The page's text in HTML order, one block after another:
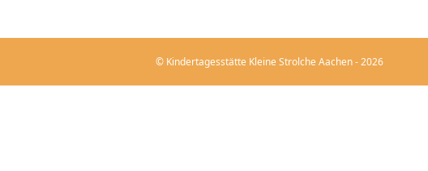
© Kindertagesstätte Kleine Strolche Aachen - 2026